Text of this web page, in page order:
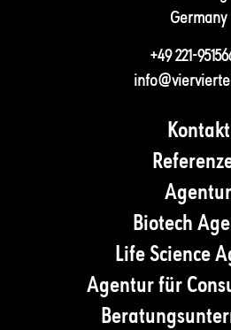
Germany
+49 221-
Kontakt
Agentur
Biotech
Life Science
Agentur für